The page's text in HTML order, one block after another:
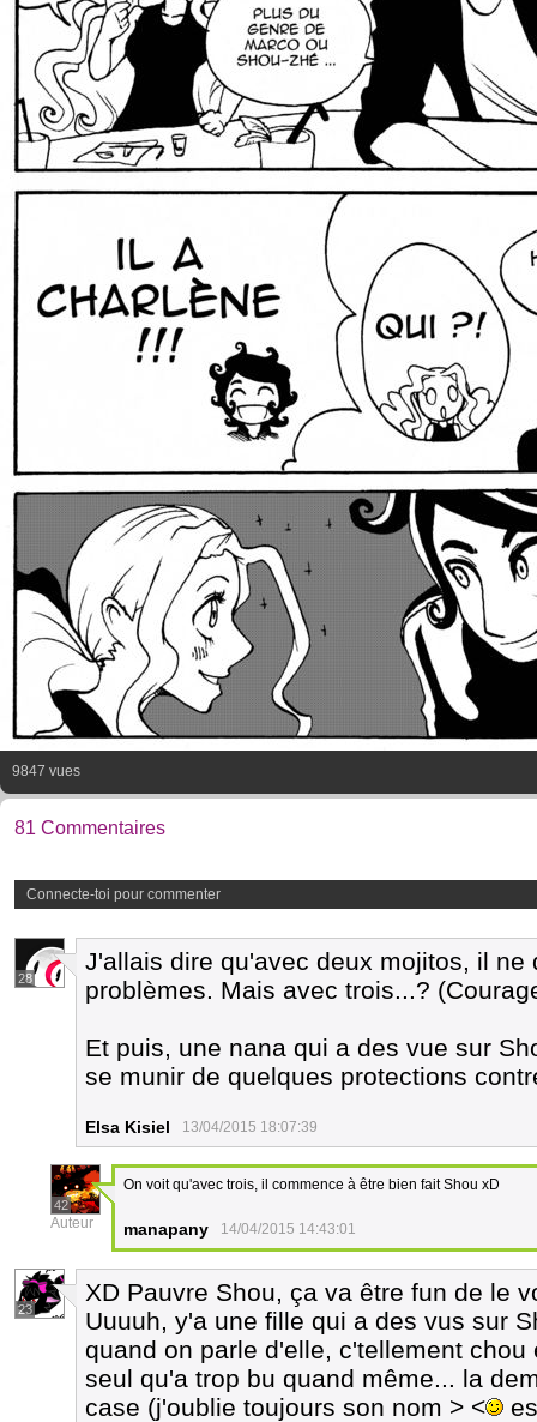
9847 vues
81 Commentaires
Connecte-toi pour commenter
28
J'allais dire qu'avec deux mojitos, il ne
problèmes. Mais avec trois...?
Et puis, une nana qui a des vue sur
se munir de quelques protections
Elsa Kisiel 13/04/2015 18:07:39
42
Auteur
On voit qu'avec trois, il commence à être bien fait Shou xD
manapany 14/04/2015 14:43:01
23
XD Pauvre Shou, ça va être fun de le
Uuuuh, y'a une fille qui a des vus sur
quand on parle d'elle, c'tellement
seul qu'a trop bu quand même... la
case (j'oublie toujours son nom > <